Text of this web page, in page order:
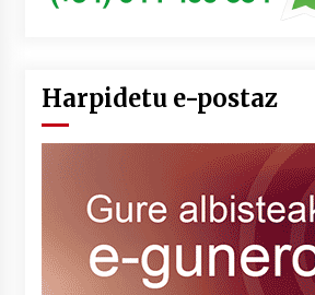
Harpidetu e-postaz